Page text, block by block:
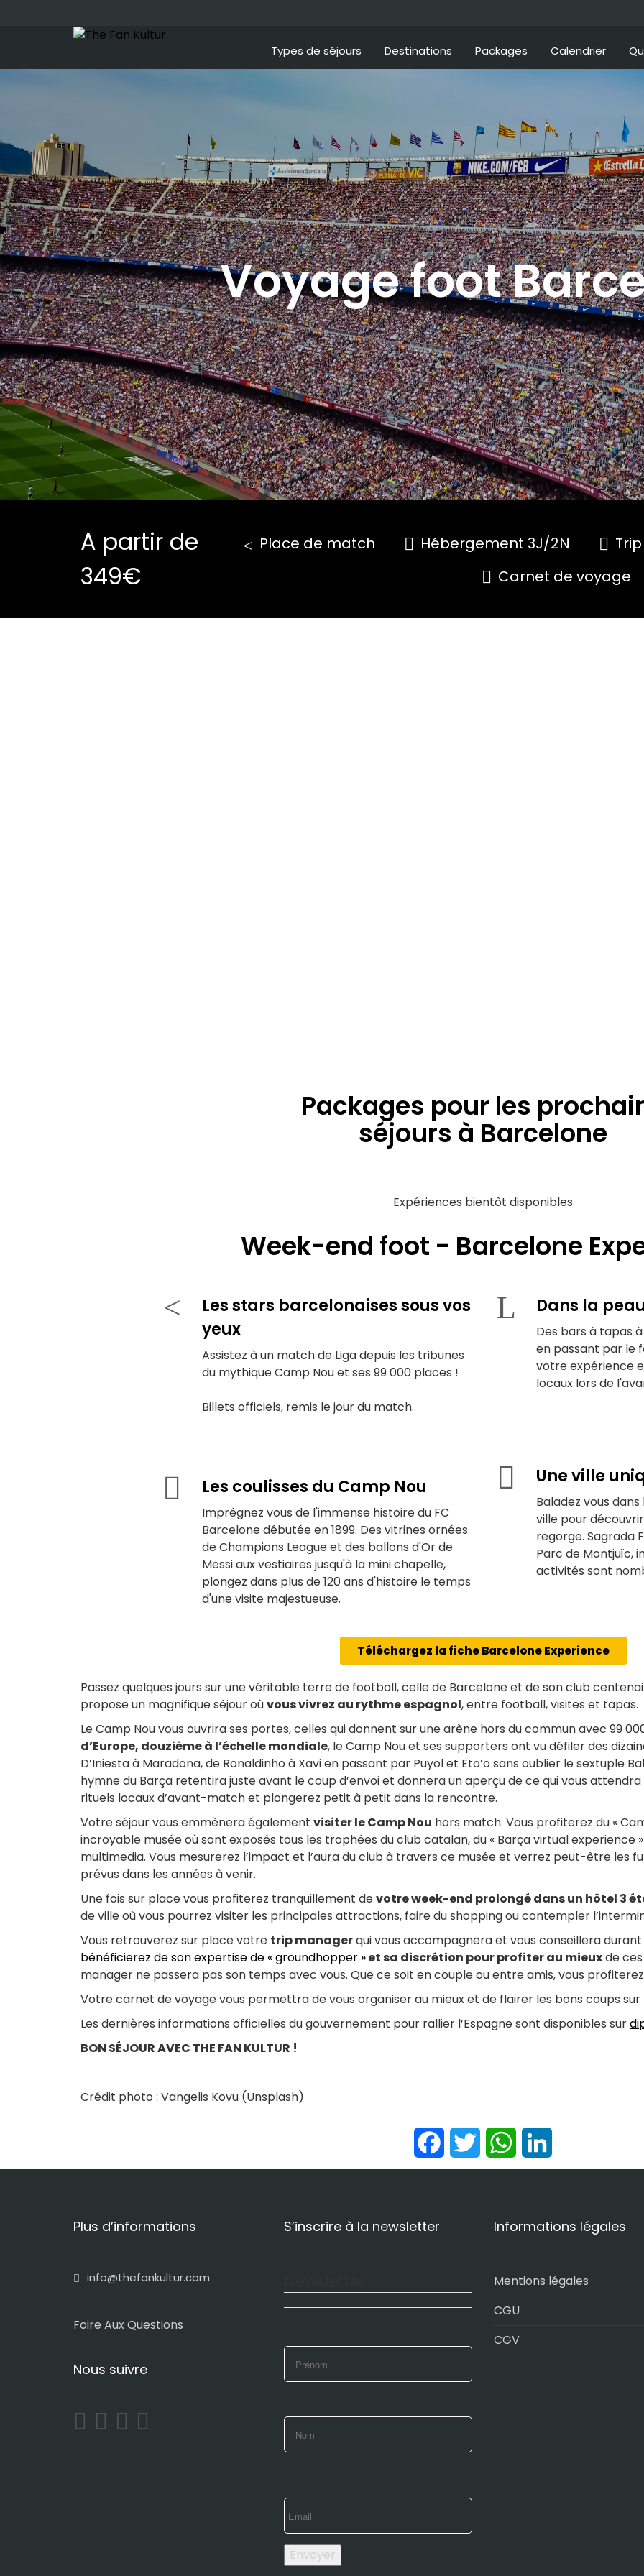
Types de séjours Destinations Packages Calendrier
Voyage foot
A partir de
349€
Place de match Hébergement 3J/2N
Carnet de voyage
Packages pour les
séjours à Barcelone
Expériences bientôt disponibles
Week-end foot - Barcelone
Les stars barcelonaises sous vos
yeux
Assistez à un match de Liga depuis les tribunes
du mythique Camp Nou et ses 99 000 places !
Billets officiels, remis le jour du match.
Les coulisses du Camp Nou
Imprégnez vous de l'immense histoire du FC
Barcelone débutée en 1899. Des vitrines ornées
de Champions League et des ballons d'Or de
Messi aux vestiaires jusqu'à la mini chapelle,
plongez dans plus de 120 ans d'histoire le temps
d'une visite majestueuse.
Dans la
Des bars à tapas
en passant par le
votre expérience
locaux lors de
Une ville
Baladez vous
ville pour
regorge. Sagrada
Parc de Montjuïc,
activités sont
Téléchargez la fiche Barcelone Experience
Passez quelques jours sur une véritable terre de football, celle de Barcelone et de son club
propose un magnifique séjour oùvous vivrez au rythme espagnol, entre football, visites et tapas.
Le Camp Nou vous ouvrira ses portes, celles qui donnent sur une arène hors du commun avec 99
d’Europe, douzième à l’échelle mondiale, le Camp Nou et ses supporters ont vu défiler des
D’Iniesta à Maradona, de Ronaldinho à Xavi en passant par Puyol et Eto’o sans oublier le sextuple
hymne du Barça retentira juste avant le coup d’envoi et donnera un aperçu de ce qui vous
rituels locaux d’avant-match et plongerez petit à petit dans la rencontre.
Votre séjour vous emmènera également visiter le Camp Nou hors match. Vous profiterez du «
incroyable musée où sont exposés tous les trophées du club catalan, du « Barça virtual experience
multimedia. Vous mesurerez l’impact et l’aura du club à travers ce musée et verrez peut-être les
prévus dans les années à venir.
Une fois sur place vous profiterez tranquillement devotre week-end prolongé dans un hôtel 3
de ville où vous pourrez visiter les principales attractions, faire du shopping ou contempler
Vous retrouverez sur place votre trip managerqui vous accompagnera et vous conseillera
bénéficierez de son expertise de « groundhopper »et sa discrétion pour profiter au mieuxde
manager ne passera pas son temps avec vous. Que ce soit en couple ou entre amis, vous
Votre carnet de voyage vous permettra de vous organiser au mieux et de flairer les bons coups sur
Les dernières informations officielles du gouvernement pour rallier l’Espagne sont disponibles sur
BON SÉJOUR AVEC THE FAN KULTUR !
Crédit photo : Vangelis Kovu (Unsplash)
FacebookTwitter WhatsApp
Plus d’informations
info@thefankultur.com
Foire Aux Questions
Nous suivre
S’inscrire à la newsletter
Envoyer
Informations légales
Mentions légales
CGU
CGV